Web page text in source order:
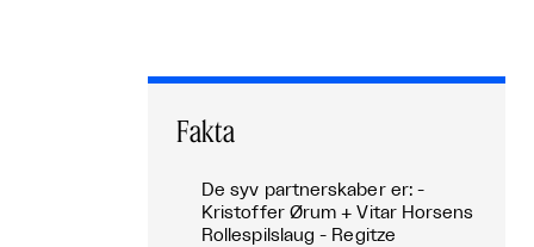
Fakta
De syv partnerskaber er: -
Kristoffer Ørum + Vitar Horsens
Rollespilslaug - Regitze